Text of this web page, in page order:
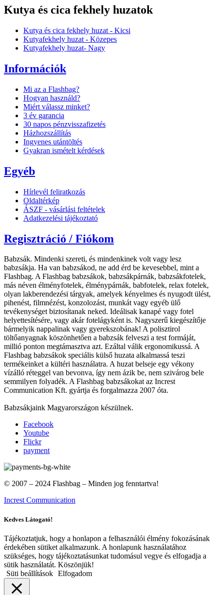
Kutya és cica fekhely huzatok
Kutya és cica fekhely huzat - Kicsi
Kutyafekhely huzat - Közepes
Kutyafekhely huzat- Nagy
Információk
Mi az a Flashbag?
Hogyan használd?
Miért válassz minket?
3 év garancia
30 napos pénzvisszafizetés
Házhozszállítás
Ingyenes utántöltés
Gyakran ismételt kérdések
Egyéb
Hírlevél feliratkozás
Oldaltérkép
ÁSZF - vásárlási feltételek
Adatkezelési tájékoztató
Regisztráció / Fiókom
Babzsák. Mindenki szereti, és mindenkinek volt vagy lesz
babzsákja. Ha van babzsákod, ne add érd be kevesebbel, mint a
Flashbag. A Flashbag babzsákok, babzsákpárnák, babzsákfotelek,
más néven élményfotelek, élménypárnák, babfotelek, relax fotelek,
olyan lakberendezési tárgyak, amelyek kényelmes és nyugodt ülést,
pihenést, filmnézést, konzolozást, munkát vagy egyéb ülő
tevékenységet biztosítanak neked. Ideálisak kanapé vagy fotel
helyettesítésére, vagy akár fotelágyként is. Nagyszerű kiegészítője
bármelyik nappalinak vagy gyerekszobának! A polisztirol
töltőanyagnak köszönhetően a babzsák felveszi a test formáját,
millió ponton megtámasztva azt. Ezáltal válik ergonomikussá. A
Flashbag babzsákok speciális külső huzata alkalmassá teszi
termékeinket a kültéri használatra. A huzat belseje egy vékony
vízálló réteggel van bevonva, így nem ázik be, nem szivárog bele
semmilyen folyadék. A Flashbag babzsákokat az Increst
Communication Kft. gyártja és forgalmazza 2007 óta.
Babzsákjaink Magyarországon készülnek.
Facebook
Youtube
Flickr
payment
© 2007 – 2024 Flashbag – Minden jog fenntartva!
Increst Communication
Kedves Látogató!
Tájékoztatjuk, hogy a honlapon a felhasználói élmény fokozásának
érdekében sütiket alkalmazunk. A honlapunk használatához
szükséges, hogy tájékoztatásunkat tudomásul vegye és elfogadja a
sütik használatát. Köszönjük!
Süti beállítások Elfogadom